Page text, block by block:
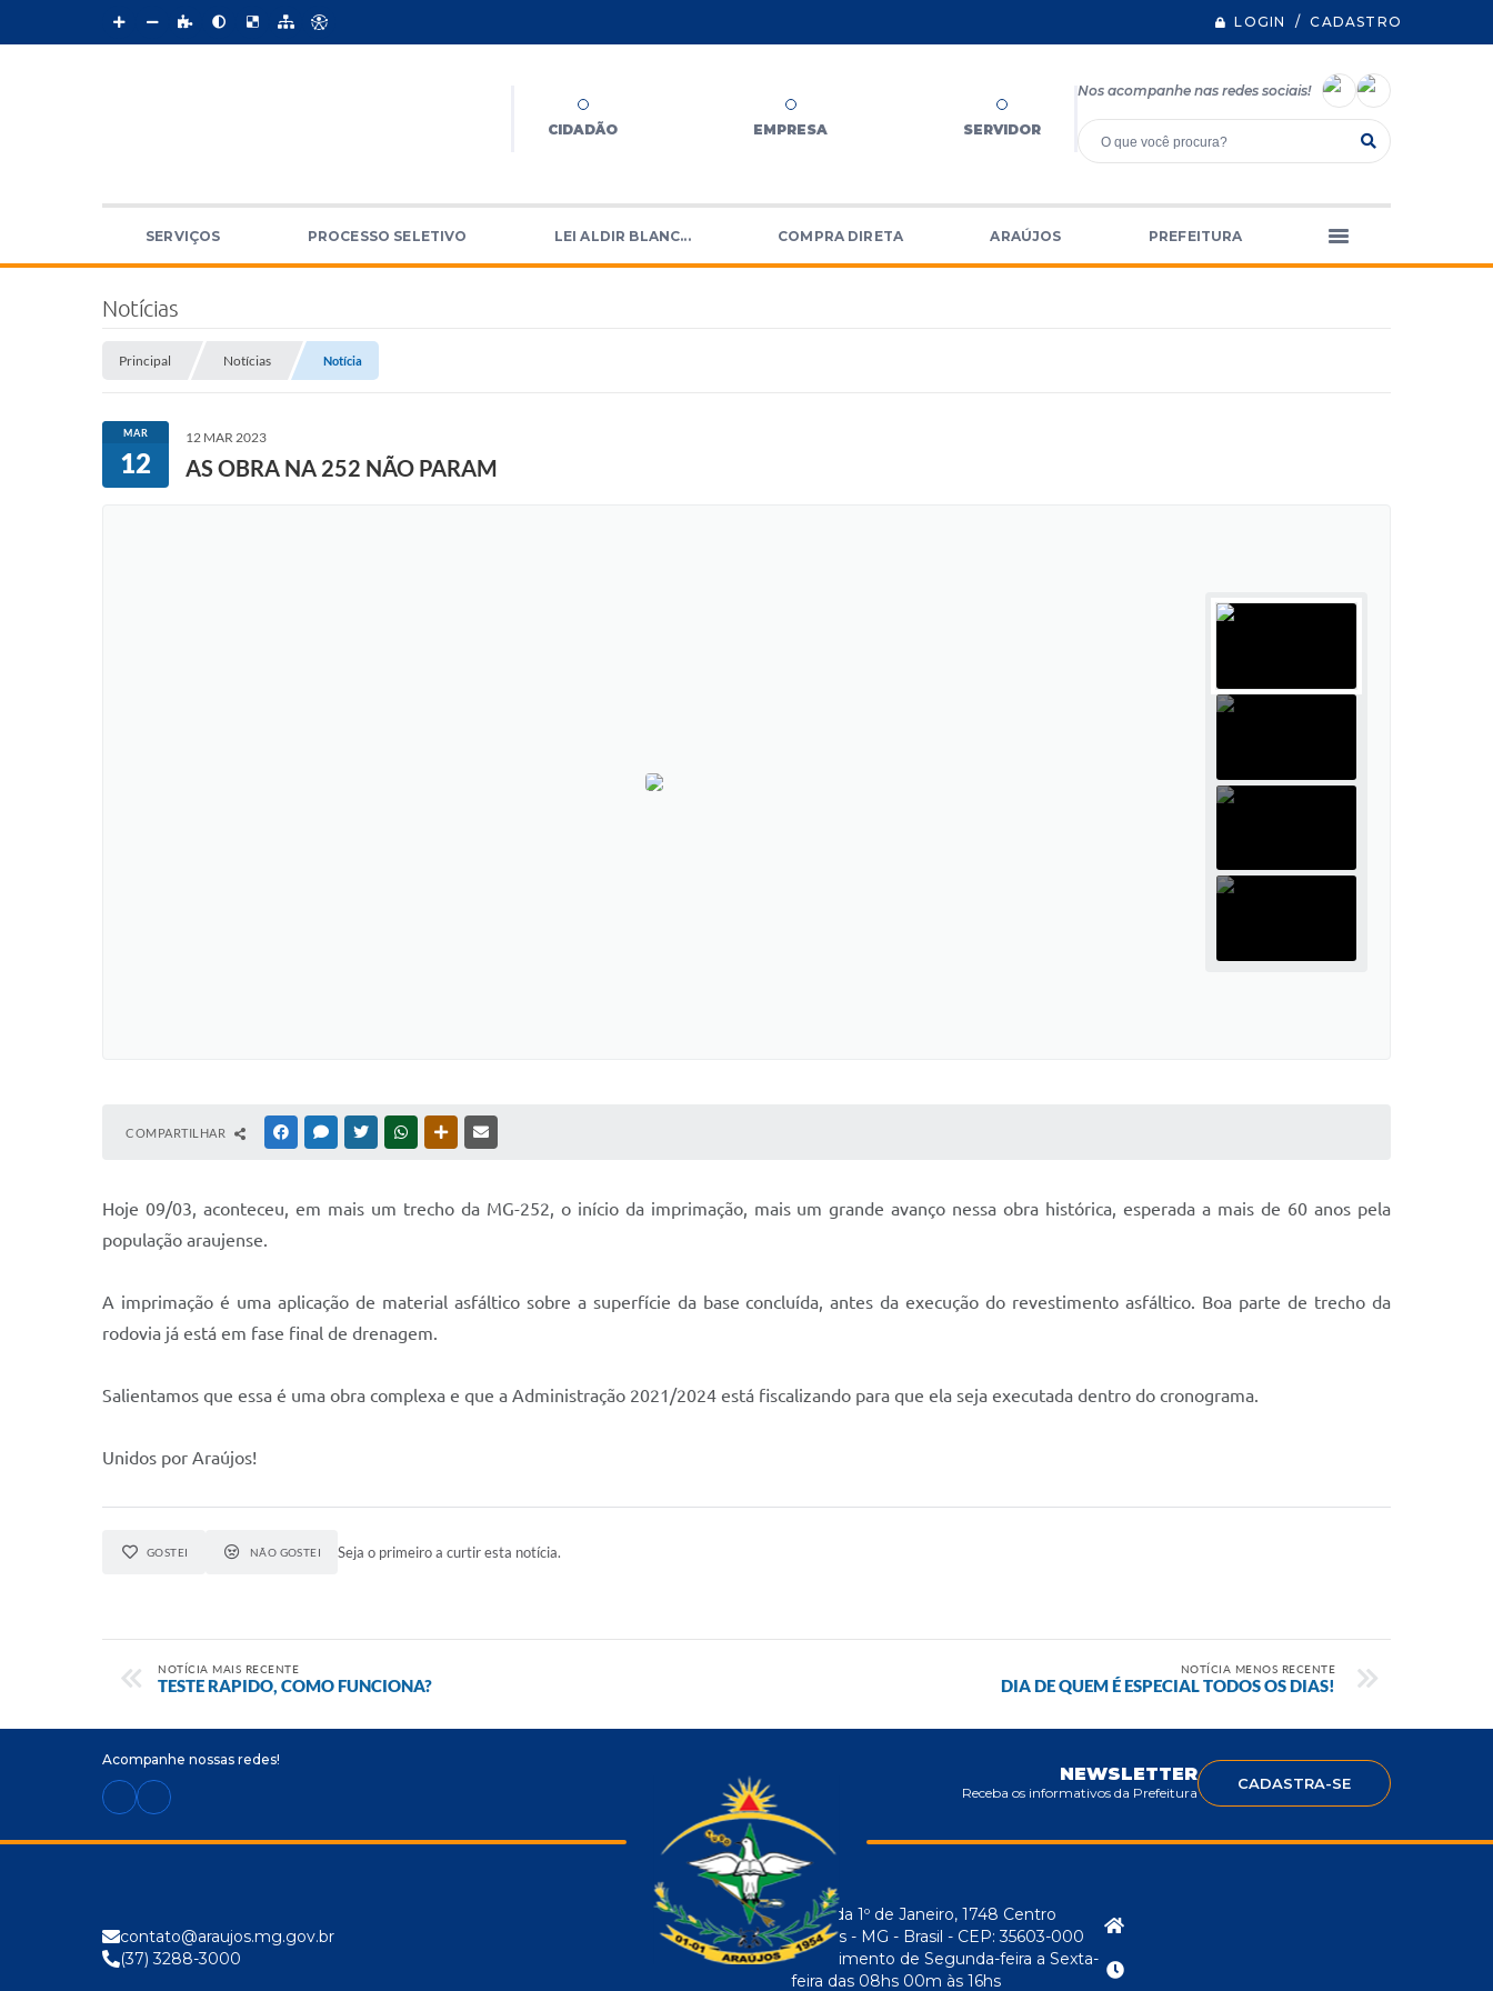
LOGIN / CADASTRO
CIDADÃO EMPRESA SERVIDOR
Nos acompanhe nas redes sociais!
SERVIÇOS PROCESSO SELETIVO LEI ALDIR BLANC... COMPRA DIRETA ARAÚJOS PREFEITURA
Notícias
Principal Notícias Notícia
MAR
12
12 MAR 2023
AS OBRA NA 252 NÃO PARAM
COMPARTILHAR FACEBOOKMESSENGER
TWITTERWHATSAPPOUTRAS MÍDIAS
Hoje 09/03, aconteceu, em mais um trecho da MG-252, o início da imprimação, mais um grande avanço nessa obra histórica, esperada a mais de 60 anos pela
população araujense.
A imprimação é uma aplicação de material asfáltico sobre a superfície da base concluída, antes da execução do revestimento asfáltico. Boa parte de trecho da
rodovia já está em fase final de drenagem.
Salientamos que essa é uma obra complexa e que a Administração 2021/2024 está fiscalizando para que ela seja executada dentro do cronograma.
Unidos por Araújos!
GOSTEI NÃO GOSTEI Seja o primeiro a curtir esta notícia.
NOTÍCIA MAIS RECENTE
TESTE RAPIDO, COMO FUNCIONA?
NOTÍCIA MENOS RECENTE
DIA DE QUEM É ESPECIAL TODOS OS DIAS!
Acompanhe nossas redes!
NEWSLETTER
Receba os informativos da Prefeitura
CADASTRA-SE
contato@araujos.mg.gov.br
(37) 3288-3000
Avenida 1º de Janeiro, 1748 Centro
Araújos - MG - Brasil - CEP: 35603-000
Atendimento de Segunda-feira a Sexta-
feira das 08hs 00m às 16hs